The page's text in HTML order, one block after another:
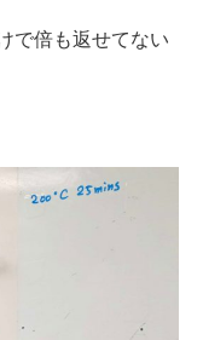
で倍も返せてない